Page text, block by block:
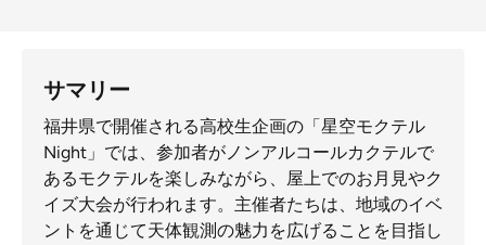
サマリー
福井県で開催される高校生企画の「星空モクテル
Night」では、参加者がノンアルコールカクテルで
あるモクテルを楽しみながら、屋上でのお月見やク
イズ大会が行われます。主催者たちは、地域のイベ
ントを通じて天体観測の魅力を広げることを目指し